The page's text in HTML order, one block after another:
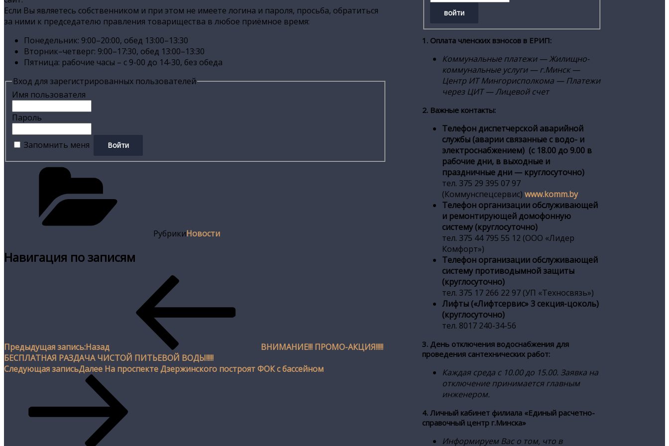
Если Вы являетесь собственником и при этом не имеете логина и пароля, просьба, обратиться
за ними к председателю правления товарищества в любое приёмное время:
Понедельник: 9:00–20:00, обед 13:00–13:30
Вторник–четверг: 9:00–17:30, обед 13:00–13:30
Пятница: рабочие часы – с 9-00 до 14-30, без обеда
Вход для зарегистрированных пользователей
Имя пользователя
Пароль
Запомнить меня
РубрикиНовости
Навигация по записям
Предыдущая запись:Назад
ВНИМАНИЕ!!! ПРОМО-АКЦИЯ!!!!!
БЕСПЛАТНАЯ РАЗДАЧА ЧИСТОЙ ПИТЬЕВОЙ ВОДЫ!!!!!
Следующая записьДалее На проспекте Дзержинского построят ФОК с бассейном
1. Оплата членских взносов в ЕРИП:
Коммунальные платежи — Жилищно-
коммунальные услуги — г.Минск —
Центр ИТ Мингорисполкома — Платежи
через ЦИТ — Лицевой счет
2. Важные контакты:
Телефон диспетчерской аварийной
службы (аварии связанные с водо- и
электроснабжением) (с 18.00 до 9.00 в
рабочие дни, в выходные и
праздничные дни — круглосуточно)
тел. 375 29 395 07 97
(Коммунспецсервис) www.komm.by
Телефон организации обслуживающей
и ремонтирующей домофонную
систему (круглосуточно)
тел. 375 44 795 55 12 (ООО «Лидер
Комфорт»)
Телефон организации обслуживающей
систему противодымной защиты
(круглосуточно)
тел. 375 17 266 22 97 (УП «Техносвязь»)
Лифты («Лифтсервис» 3 секция-цоколь)
(круглосуточно)
тел. 8017 240-34-56
3. День отключения водоснабжения для
проведения сантехнических работ:
Каждая среда с 10.00 до 15.00. Заявка на
отключение принимается главным
инженером.
4. Личный кабинет филиала «Единый расчетно-
справочный центр г.Минска»
Информируем Вас о том, что в